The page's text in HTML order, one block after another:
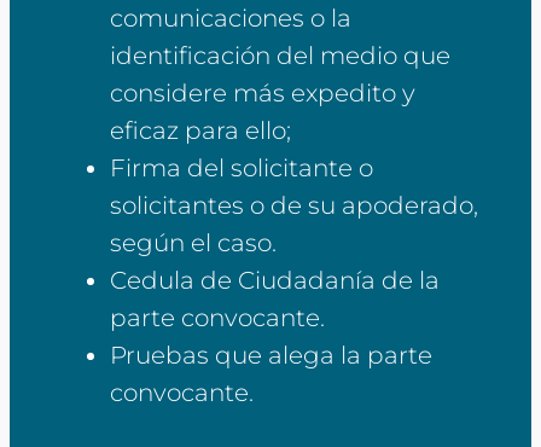
comunicaciones o la
identificación del medio que
considere más expedito y
eficaz para ello;
Firma del solicitante o
solicitantes o de su apoderado,
según el caso.
Cedula de Ciudadanía de la
parte convocante.
Pruebas que alega la parte
convocante.